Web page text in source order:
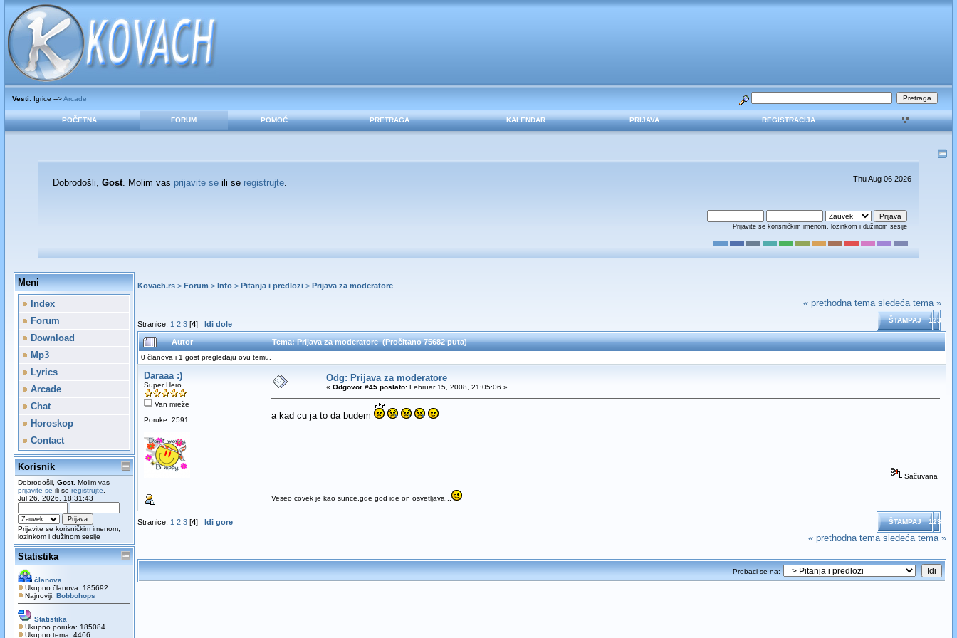
Vesti: Igrice -->Arcade
POČETNA FORUM POMOĆ PRETRAGA KALENDAR PRIJAVA REGISTRACIJA
Dobrodošli,Gost. Molim vas prijavite se ili se registrujte. Thu Aug 06 2026
Prijavite se korisničkim imenom, lozinkom i dužinom sesije
Meni
Index
Forum
Download
Mp3
Lyrics
Arcade
Chat
Horoskop
Contact
Korisnik
Dobrodošli, Gost. Molim vas
prijavite se ili se registrujte
Jul 26, 2026, 18:31:43
Prijavite se korisničkim imenom,
lozinkom i dužinom sesije
Statistika
članova
Ukupno članova: 185692
Najnoviji: Bobbohops
Statistika
Ukupno poruka: 185084
Ukupno tema: 4466
Kovach.rs> Forum > Info> Pitanja i predlozi> Prijava za moderatore
Stranice: 1 2 3[4] Idi dole
« prethodna tema sledeća tema »
ŠTAMPAJ 123
Autor Tema: Prijava za moderatore (Pročitano 75682 puta)
0 članova i 1 gost pregledaju ovu temu.
Daraaa :)
Super Hero
Van mreže
Poruke: 2591
Odg: Prijava za moderatore
« Odgovor #45 poslato:Februar 15, 2008, 21:05:06 »
a kad cu ja to da budem
Sačuvana
Veseo covek je kao sunce,gde god ide on osvetljava...
Stranice: 1 2 3[4] Idi gore ŠTAMPAJ 123
« prethodna tema sledeća tema »
Prebaci se na: